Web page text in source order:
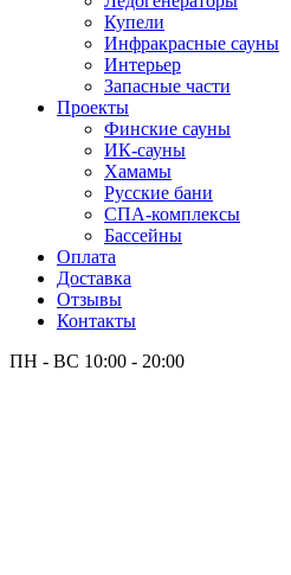
Купели
Инфракрасные сауны
Интерьер
Запасные части
Проекты
Финские сауны
ИК-сауны
Хамамы
Русские бани
СПА-комплексы
Бассейны
Оплата
Доставка
Отзывы
Контакты
ПН - ВС 10:00 - 20:00